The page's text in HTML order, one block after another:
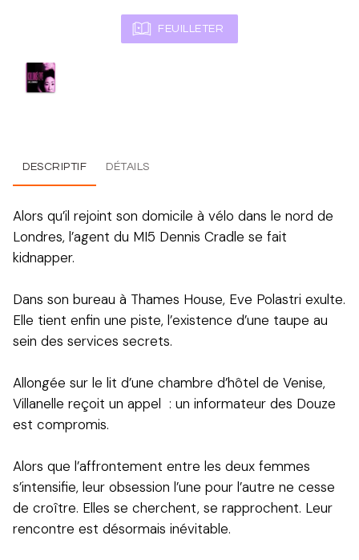
FEUILLETER
DESCRIPTIF DÉTAILS
Alors qu’il rejoint son domicile à vélo dans le nord de
Londres, l’agent du MI5 Dennis Cradle se fait
kidnapper.
Dans son bureau à Thames House, Eve Polastri exulte.
Elle tient enfin une piste, l’existence d’une taupe au
sein des services secrets.
Allongée sur le lit d’une chambre d’hôtel de Venise,
Villanelle reçoit un appel : un informateur des Douze
est compromis.
Alors que l’affrontement entre les deux femmes
s’intensifie, leur obsession l’une pour l’autre ne cesse
de croître. Elles se cherchent, se rapprochent. Leur
rencontre est désormais inévitable.